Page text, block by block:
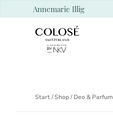
Annemarie Illig
Start/Shop/Deo & Parfum